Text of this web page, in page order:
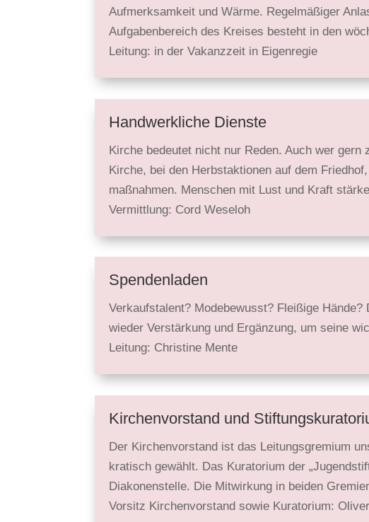
Aufmerk­samkeit und Wärme. Regel­mäßiger
Aufgaben­bereich des Kreises besteht in den
Leitung: in der Vakanzzeit in Eigenregie
Handwerkliche Dienste
Kirche bedeutet nicht nur Reden. Auch wer
Kirche, bei den Herbst­aktionen auf dem
maß­nahmen. Menschen mit Lust und Kraft
Vermittlung: Cord Weseloh
Spendenladen
Verkaufstalent? Modebewusst? Fleißige
wieder Ver­stärkung und Ergän­zung, um seine
Leitung: Christine Mente
Kirchen­vorstand und
Der Kirchen­vorstand ist das Leitungs­gremium
kratisch gewählt. Das Kura­torium der
Diakonen­stelle. Die Mit­wirkung in beiden
Vorsitz Kirchen­vorstand sowie Kuratorium: